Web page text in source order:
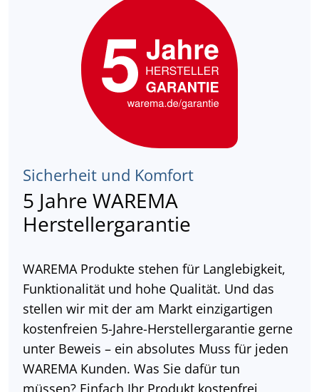
Sicherheit und Komfort
5 Jahre WAREMA
Herstellergarantie
WAREMA Produkte stehen für Langlebigkeit,
Funktionalität und hohe Qualität. Und das
stellen wir mit der am Markt einzigartigen
kostenfreien 5-Jahre-Herstellergarantie gerne
unter Beweis – ein absolutes Muss für jeden
WAREMA Kunden. Was Sie dafür tun
müssen? Einfach Ihr Produkt kostenfrei